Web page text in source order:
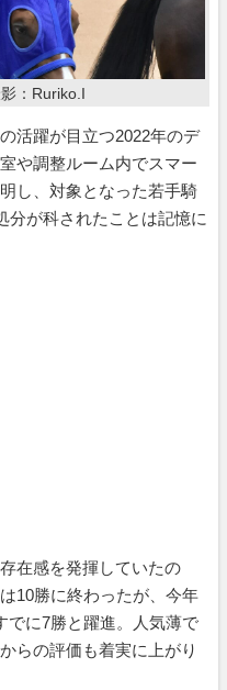
：Ruriko.I
活躍が目立つ2022年のデ
や調整ルーム内でスマー
し、対象となった若手騎
分が科されたことは記憶に
在感を発揮していたの
10勝に終わったが、今年
でに7勝と躍進。人気薄で
らの評価も着実に上がり